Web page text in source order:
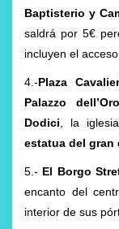
Baptisterio y
saldrá por 5€
incluyen el
4.-Plaza
Palazzo
Dodici, la
estatua del gran
5.- El Borgo
encanto del
interior de sus